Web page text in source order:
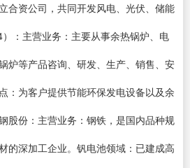
合资公司，共同开发风电、光伏、储能
：主营业务：主要从事余热锅炉、电
炉等产品咨询、研发、生产、销售、安
：为客户提供节能环保发电设备以及余
股份：主营业务：钢铁，是国内品种规
的深加工企业。钒电池领域：已建成高